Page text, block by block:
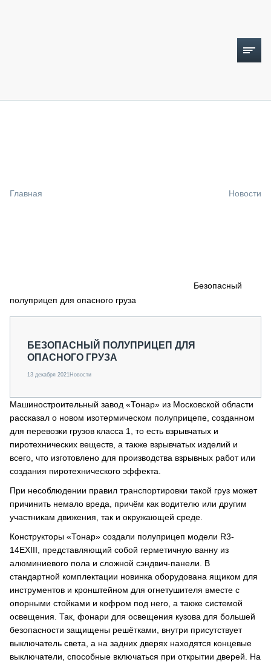
СПЕЦПРОЕКТЫ
О ПРОЕКТЕ
Главная Новости
Безопасный
полуприцеп для опасного груза
БЕЗОПАСНЫЙ ПОЛУПРИЦЕП ДЛЯ
ОПАСНОГО ГРУЗА
13 декабря 2021Новости
Машиностроительный завод «Тонар» из Московской области
рассказал о новом изотермическом полуприцепе, созданном
для перевозки грузов класса 1, то есть взрывчатых и
пиротехнических веществ, а также взрывчатых изделий и
всего, что изготовлено для производства взрывных работ или
создания пиротехнического эффекта.
При несоблюдении правил транспортировки такой груз может
причинить немало вреда, причём как водителю или другим
участникам движения, так и окружающей среде.
Конструкторы «Тонар» создали полуприцеп модели R3-
14ЕХIII, представляющий собой герметичную ванну из
алюминиевого пола и сложной сэндвич-панели. В
стандартной комплектации новинка оборудована ящиком для
инструментов и кронштейном для огнетушителя вместе с
опорными стойками и кофром под него, а также системой
освещения. Так, фонари для освещения кузова для большей
безопасности защищены решётками, внутри присутствует
выключатель света, а на задних дверях находятся концевые
выключатели, способные включаться при открытии дверей. На